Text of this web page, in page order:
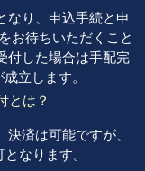
なり、申込手続と申
お待ちいただくこと
付した場合は手配完
立します。
とは？
済は可能ですが、
なります。